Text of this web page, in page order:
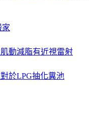
家
動減脂有近視雷射
於LPG抽化糞池